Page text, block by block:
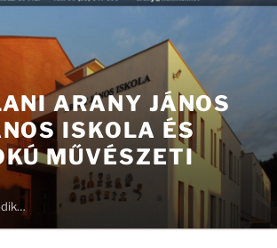
ARANY JÁNOS
ISKOLA ÉS
MŰVÉSZETI